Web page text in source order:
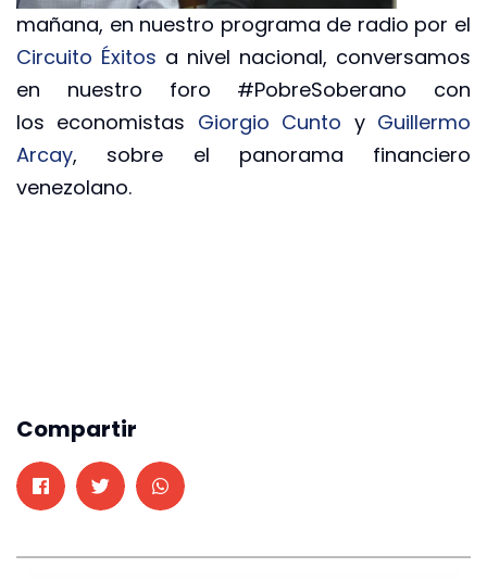
mañana, en nuestro programa de radio por el
Circuito Éxitos a nivel nacional, conversamos
en nuestro foro #PobreSoberano con
los economistas Giorgio Cunto y Guillermo
Arcay, sobre el panorama financiero
venezolano.
Compartir